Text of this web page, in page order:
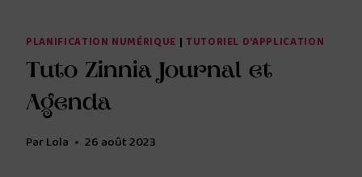
PLANIFICATION NUMÉRIQUE | TUTORIEL D'APPLICATION
Tuto Zinnia Journal et
Agenda
ParLola 26 août 2023